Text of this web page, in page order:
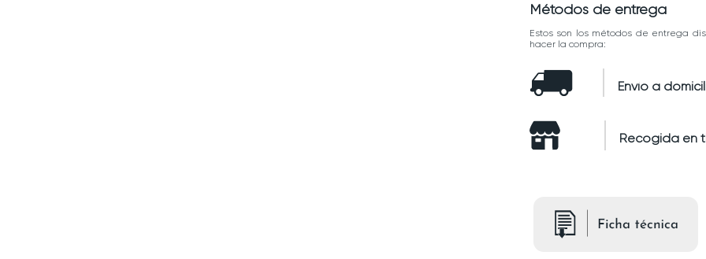
Métodos de entrega
Estos son los métodos de entrega
hacer la compra:
Envío a
Recogida en